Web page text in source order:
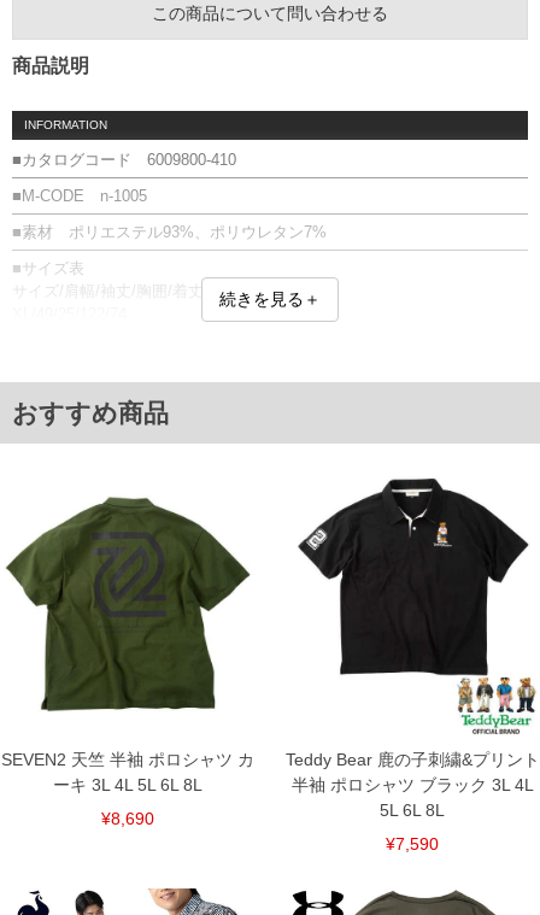
この商品について問い合わせる
商品説明
INFORMATION
■カタログコード 6009800-410
■M-CODE n-1005
■素材 ポリエステル93%、ポリウレタン7%
■サイズ表
サイズ/肩幅/袖丈/胸囲/着丈
単位はcm
※【返品交換について】
※【ボトムの裾上げをご希望の場合】
裾上げ料金は500円+税となります。
備考欄に股下●cmとご記入下さい。（裾上げ無料対象商品は1本につき税込6,000円以
上の品が対象。1本5,999円以下の商品は有料（500円+税）となります。）
出荷まで約1週間～20日間程お時間を頂く場合がございます。
尚、裾上げした商品は返品・交換不可となりますので、予めご了承下さい。
一部、お直しに対応出来ない商品がございます。(例：裾にファスナーや調節ひもが付
いている、極端なデザインが施されている等)
※商品によって若干のサイズの誤差がございます。また、お客様がご使用の環境（コ
ンピュータ画面）によって、商品の色味が若干異なる場合がございます。予めご了承
ください。
※当店での掲載商品は、実店鋪と在庫を共用しておりますので店頭での売り違い、店
舗からのお取り寄せ等により、お客様にご迷惑をお掛けしてしまう場合がございま
す。そのようなことがない様最大限に努めておりますが、もしあった場合速やかにご
連絡させて頂きますので予めご了承ください。
続きを見る＋
おすすめ商品
SEVEN2 天竺 半袖 ポロシャツ カ
ーキ 3L 4L 5L 6L 8L
¥8,690
Teddy Bear 鹿の子刺繍&プリント
半袖 ポロシャツ ブラック 3L 4L
5L 6L 8L
¥7,590